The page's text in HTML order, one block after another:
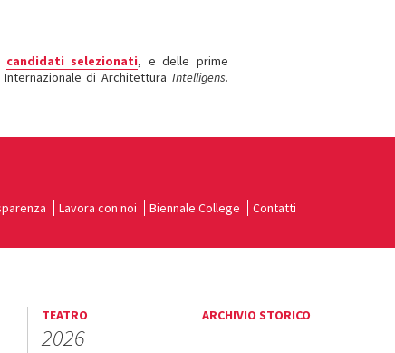
candidati selezionati, e delle prime
di Architettura Intelligens.
Lavora con noi Biennale College Contatti
TEATRO
2026
ARCHIVIO STORICO